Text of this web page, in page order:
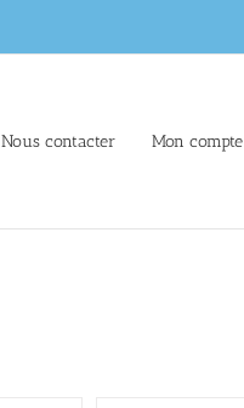
Nous contacter Mon compte